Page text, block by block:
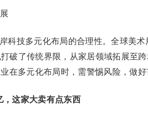
科技多元化布局的合理性。全球美
破了传统界限，从家居领域拓展至
在多元化布局时，需警惕风险，做好
，这家大卖有点东西